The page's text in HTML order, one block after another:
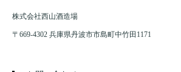
株式会社西山酒造場
〒669-4302 兵庫県丹波市市島町中竹田1171